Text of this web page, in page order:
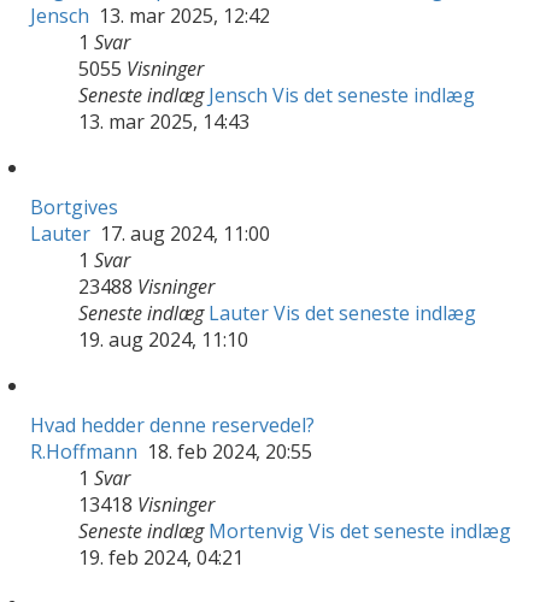
Jensch 13. mar 2025, 12:42
1 Svar
5055 Visninger
Seneste indlægJensch Vis det seneste indlæg
13. mar 2025, 14:43
Bortgives
Lauter 17. aug 2024, 11:00
1 Svar
23488 Visninger
Seneste indlægLauterVis det seneste indlæg
19. aug 2024, 11:10
Hvad hedder denne reservedel?
R.Hoffmann 18. feb 2024, 20:55
1 Svar
13418 Visninger
Seneste indlægMortenvigVis det seneste indlæg
19. feb 2024, 04:21